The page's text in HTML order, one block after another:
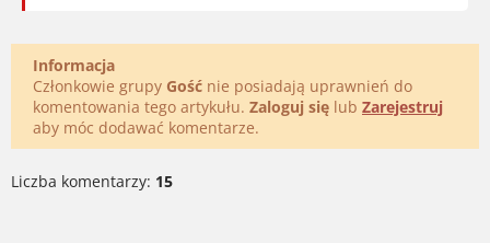
Informacja
Członkowie grupy Gość nie posiadają uprawnień do
komentowania tego artykułu. Zaloguj się lub Zarejestruj
aby móc dodawać komentarze.
Liczba komentarzy: 15